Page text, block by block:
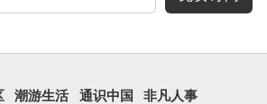
潮游生活 通识中国 非凡人事